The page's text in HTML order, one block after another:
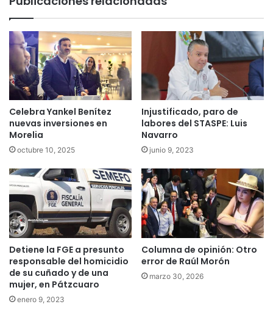
Celebra Yankel Benítez
nuevas inversiones en
Morelia
octubre 10, 2025
Injustificado, paro de
labores del STASPE: Luis
Navarro
junio 9, 2023
Detiene la FGE a presunto
responsable del homicidio
de su cuñado y de una
mujer, en Pátzcuaro
enero 9, 2023
Columna de opinión: Otro
error de Raúl Morón
marzo 30, 2026